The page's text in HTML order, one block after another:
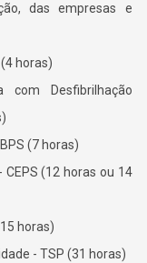
das empresas e
horas)
Desfibrilhação
(7 horas)
(12 horas ou 14
horas)
- TSP (31 horas)